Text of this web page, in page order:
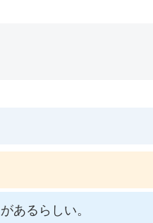
あるらしい。